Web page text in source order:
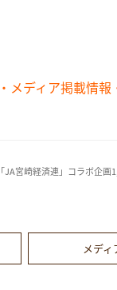
メディア掲載情報
崎経済連」コラボ企画
メデ